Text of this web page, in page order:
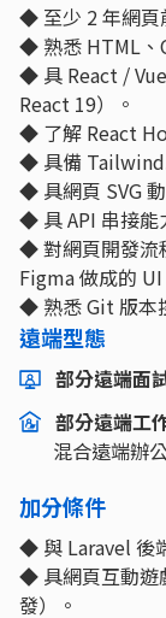
◆ 至少 2 年網頁
◆ 熟悉 HTML、
◆ 具 React /
React 19）。
◆ 了解 React
◆ 具備
◆ 具網頁 SVG
◆ 具 API 串接能
◆ 對網頁開發流
Figma 做成的 UI
◆ 熟悉 Git 版本
遠端型態
部分遠端面
部分遠端工
混合遠端辦
加分條件
◆ 與 Laravel 後
◆ 具網頁互動遊
發）。